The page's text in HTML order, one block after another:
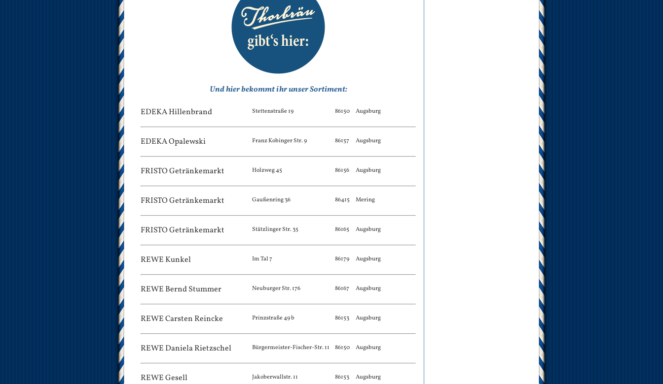
Und hier bekommt ihr unser Sortiment:
EDEKA Hillenbrand Stettenstraße 19 86150 Augsburg
EDEKA Opalewski Franz Kobinger Str. 9 86157 Augsburg
FRISTO Getränkemarkt Holzweg 45 86156 Augsburg
FRISTO Getränkemarkt Gaußenring 36 86415 Mering
FRISTO Getränkemarkt Stätzlinger Str. 35 86165 Augsburg
REWE Kunkel Im Tal 7 86179 Augsburg
REWE Bernd Stummer Neuburger Str. 176 86167 Augsburg
REWE Carsten Reincke Prinzstraße 49 b 86153 Augsburg
REWE Daniela Rietzschel Bürgermeister-Fischer-Str. 11 86150 Augsburg
REWE Gesell Jakoberwallstr. 11 86153 Augsburg